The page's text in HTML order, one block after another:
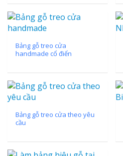
Bảng gỗ treo cửa
handmade cổ điển
Bảng gỗ treo cửa theo yêu
cầu